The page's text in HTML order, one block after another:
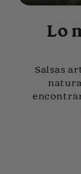
Lo
Salsas